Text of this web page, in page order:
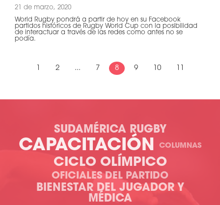
21 de marzo, 2020
World Rugby pondrá a partir de hoy en su Facebook
partidos históricos de Rugby World Cup con la posibilidad
de interactuar a través de las redes como antes no se
podía.
2 ... 7 8 9 10
SUDAMÉRICA RUGBY
CAPACITACIÓN COLUMNAS
CICLO OLÍMPICO
OFICIALES DEL PARTIDO
BIENESTAR DEL JUGADOR Y
MÉDICA